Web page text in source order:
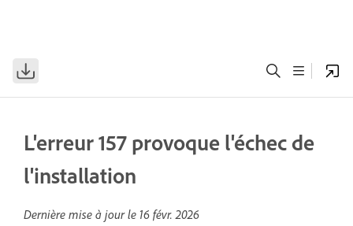
L'erreur 157 provoque l'échec de
l'installation
Dernière mise à jour le 16 févr. 2026